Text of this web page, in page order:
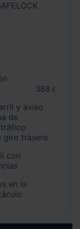
388 €
y aviso
de
giro trasero
con
en la